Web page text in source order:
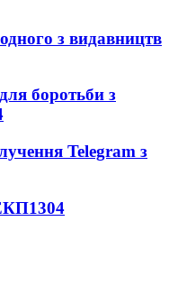
з видавництв
боротьби з
Telegram з
1304